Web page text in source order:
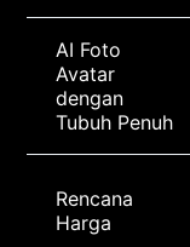
AI Foto
Avatar
dengan
Tubuh Penuh
Rencana
Harga